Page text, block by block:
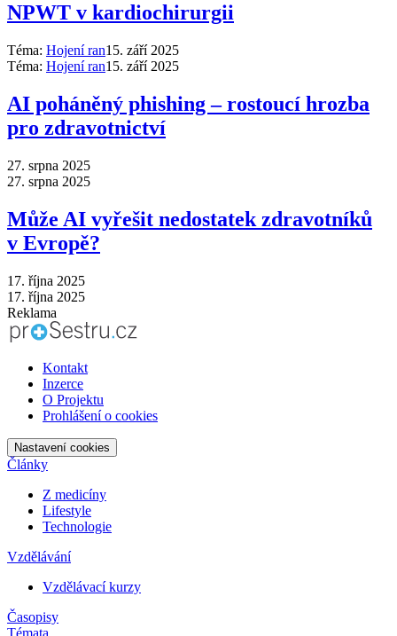
NPWT v kardiochirurgii
Téma: Hojení ran15. září 2025
Téma: Hojení ran15. září 2025
AI poháněný phishing –⁠ rostoucí hrozba
pro zdravotnictví
27. srpna 2025
27. srpna 2025
Může AI vyřešit nedostatek zdravotníků
v Evropě?
17. října 2025
17. října 2025
Reklama
Kontakt
Inzerce
O Projektu
Prohlášení o cookies
Nastavení cookies
Články
Z medicíny
Lifestyle
Technologie
Vzdělávání
Vzdělávací kurzy
Časopisy
Témata